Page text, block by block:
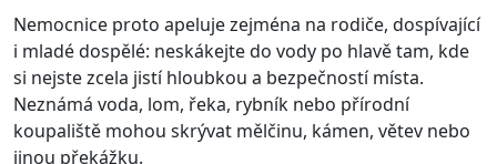
Nemocnice proto apeluje zejména na rodiče, dospívající
i mladé dospělé: neskákejte do vody po hlavě tam, kde
si nejste zcela jistí hloubkou a bezpečností místa.
Neznámá voda, lom, řeka, rybník nebo přírodní
koupaliště mohou skrývat mělčinu, kámen, větev nebo
jinou překážku.